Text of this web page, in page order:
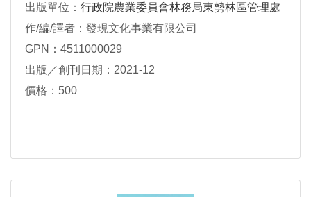
出版單位： 行政院農業委員會林務局東勢林區管理處
作/編/譯者：發現文化事業有限公司
GPN：4511000029
出版／創刊日期：2021-12
價格：500